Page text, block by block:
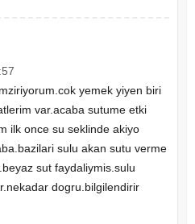
yemek yiyen biri
var.acaba sutume etki
ilk once su seklinde akiyo
sulu akan sutu verme
sut faydaliymis.sulu
dogru.bilgilendirir